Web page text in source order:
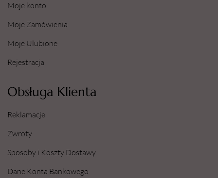
Moje konto
Moje Zamówienia
Moje Ulubione
Rejestracja
Obsługa Klienta
Reklamacje
Zwroty
Sposoby i Koszty Dostawy
Dane Konta Bankowego